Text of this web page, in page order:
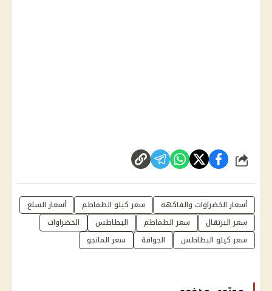
شارك
أسعار الخضراوات والفاكهة سعر كيلو الطماطم
أسعار السلع
سعر البرتقال
سعر الطماطم البطاطس
الخضراوات
سعر كيلو البطاطس
الجوافة سعر المانجو